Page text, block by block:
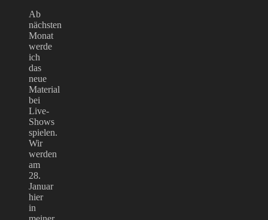
Ab
nächsten
Monat
werde
ich
das
neue
Material
bei
Live-
Shows
spielen.
Wir
werden
am
28.
Januar
hier
in